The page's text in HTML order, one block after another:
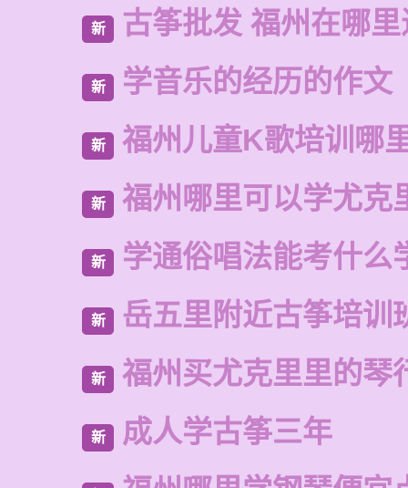
新 古筝批发 福州在哪
新 学音乐的经历的作文
新 福州儿童K歌培训哪
新 福州哪里可以学尤克
新 学通俗唱法能考什么
新 岳五里附近古筝培训
新 福州买尤克里里的琴
新 成人学古筝三年